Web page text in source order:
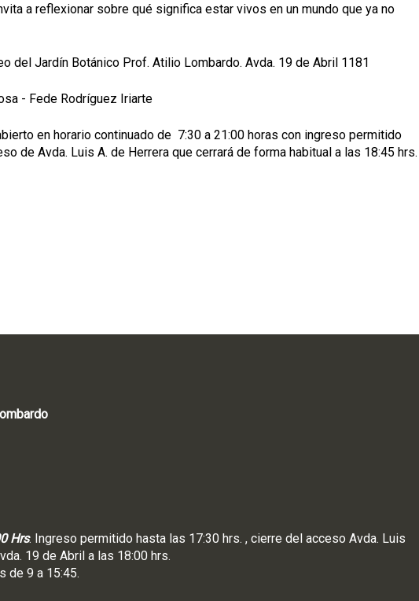
a reflexionar sobre qué significa estar vivos en un mundo que ya no
del Jardín Botánico Prof. Atilio Lombardo. Avda. 19 de Abril 1181
- Fede Rodríguez Iriarte
en horario continuado de 7:30 a 21:00 horas con ingreso permitido
de Avda. Luis A. de Herrera que cerrará de forma habitual a las 18:45 hrs.
Hrs. Ingreso permitido hasta las 17:30 hrs. , cierre del acceso Avda. Luis
19 de Abril a las 18:00 hrs.
de 9 a 15:45.